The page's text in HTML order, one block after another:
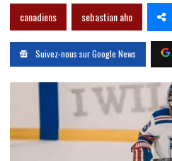
canadiens sebastian aho
Suivez-nous sur Google News